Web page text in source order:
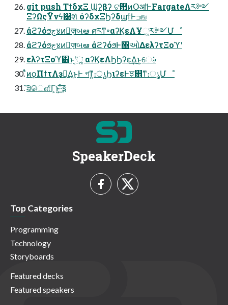
git push ΤϯδχΞ Ϣʔβʔ ଟ਺ͷՕॴͰFargateΛར༻
ΞʔΩςΫνϟ͸શͯ όʔδχΞϦʔδϣϯͰߏங
άϩʔόϧج४ͷٕज़બఆ ศརͳ৽αʔϏεΛҰૣ͘ར༻Մೳ
άϩʔόϧج४ͷٕज़બఆ άϩʔόϧͰ΋ઓ͑ΔελʔτΞοϓʹ
ελʔτΞοϓ͸ͱʹ͔͘ૣ͘ αʔϏεΛϦϦʔε͢Δ͜ͱ͕େࣄ
̏ͭͷϙΠϯτΛҙࣝ͢Δ͜ͱͰ গͳ͍։ൃϦιʔεͰਝ଎ͳ։ൃ͕Մೳ
͝੩ௌ͋Γ͕ͱ͏͍͟͝·ͨ͠ʂ
SpeakerDeck
Top Categories
Programming
Technology
Storyboards
Featured decks
Featured speakers